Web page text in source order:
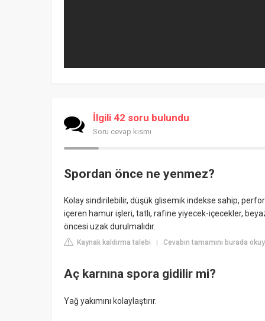
İlgili 42 soru bulundu
Soru cevap kısmı
Spordan önce ne yenmez?
Kolay sindirilebilir, düşük glisemik indekse sahip,
içeren hamur işleri, tatlı, rafine yiyecek-içecekler,
öncesi uzak durulmalıdır.
Kaynak kaldırma talebi | Cevabın tamamını burada
Aç karnına spora gidilir mi?
Yağ yakımını kolaylaştırır.